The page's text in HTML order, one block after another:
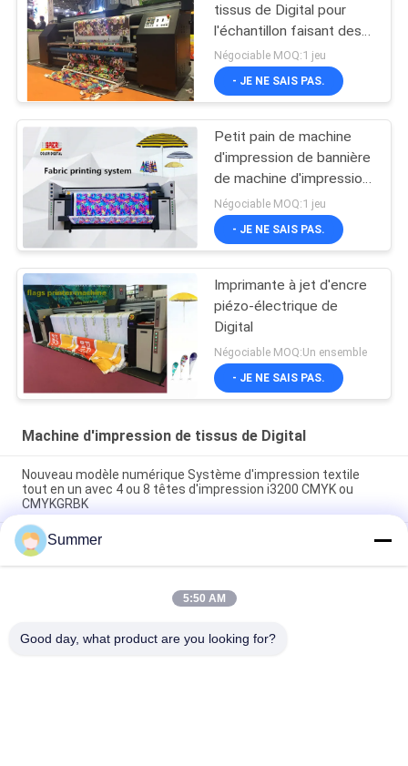
tissus de Digital pour
l'échantillon faisant des
solutions d'impression
Négociable MOQ:1 jeu
- JE NE SAIS PAS.
Petit pain de machine
d'impression de bannière
de machine d'impression
de tissus de jet d'encre
de Digital pour rouler le
type
Négociable MOQ:1 jeu
- JE NE SAIS PAS.
Imprimante à jet d'encre
piézo-électrique de
Digital
Négociable MOQ:Un ensemble
- JE NE SAIS PAS.
Machine d'impression de tissus de Digital
Nouveau modèle numérique Système d'impression textile
tout en un avec 4 ou 8 têtes d'impression i3200 CMYK ou
CMYKGRBK
Shanghai SAER COLOR 4 couleurs ou 8 couleurs Système
d'impression textile numérique 3200mm Grand format de
tissu Plotter
Imprimante numérique en polyester sublimation Imprimante
Summer
5:50 AM
Good day, what product are you looking for?